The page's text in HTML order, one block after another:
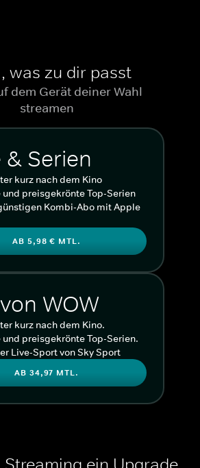
was zu dir passt
dem Gerät deiner Wahl
streamen
& Serien
kurz nach dem Kino
und preisgekrönte Top-Serien
Kombi-Abo mit Apple
AB 5,98 € MTL.
WOW
kurz nach dem Kino.
und preisgekrönte Top-Serien.
Live-Sport von Sky Sport
AB 34,97 MTL.
Streaming ein Upgrade